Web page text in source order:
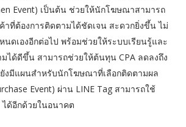
Event) เป็นต้น ช่วยให้นักโฆษณาสามารถ
าที่ต้องการติดตามได้ชัดเจน สะดวกยิ่งขึ้น ไม่
นดเองอีกต่อไป พร้อมช่วยให้ระบบเรียนรู้และ
ได้ดีขึ้น สามารถช่วยให้ต้นทุน CPA ลดลงถึง
ยังมีแผนสำหรับนักโฆษณาที่เลือกติดตามผล
Event) ผ่าน LINE Tag สามารถใช้
ได้อีกด้วยในอนาคต